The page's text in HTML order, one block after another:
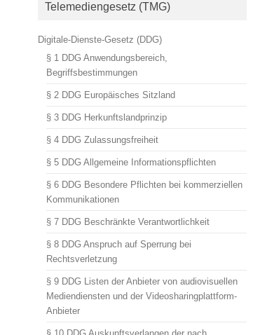
Telemediengesetz (TMG)
Digitale-Dienste-Gesetz (DDG)
§ 1 DDG Anwendungsbereich,
Begriffsbestimmungen
§ 2 DDG Europäisches Sitzland
§ 3 DDG Herkunftslandprinzip
§ 4 DDG Zulassungsfreiheit
§ 5 DDG Allgemeine Informationspflichten
§ 6 DDG Besondere Pflichten bei kommerziellen
Kommunikationen
§ 7 DDG Beschränkte Verantwortlichkeit
§ 8 DDG Anspruch auf Sperrung bei
Rechtsverletzung
§ 9 DDG Listen der Anbieter von audiovisuellen
Mediendiensten und der Videosharingplattform-
Anbieter